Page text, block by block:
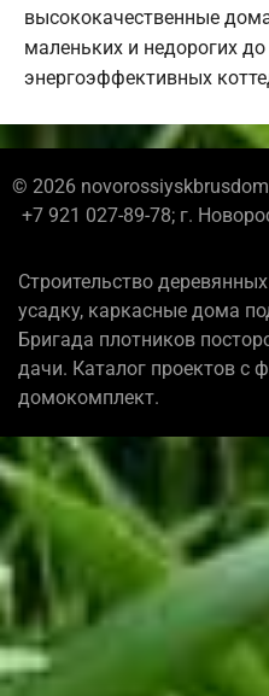
высококачественные
маленьких и недорогих
энергоэффективных
© 2026
+7 921 027-89-78; г.
Строительство
усадку, каркасные дома
Бригада плотников
дачи. Каталог проектов с
домокомплект.